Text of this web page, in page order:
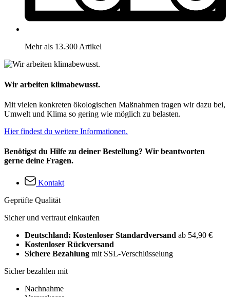
Mehr als 13.300 Artikel
Wir arbeiten klimabewusst.
Mit vielen konkreten ökologischen Maßnahmen tragen wir dazu bei,
Umwelt und Klima so gering wie möglich zu belasten.
Hier findest du weitere Informationen.
Benötigst du Hilfe zu deiner Bestellung? Wir beantworten
gerne deine Fragen.
Kontakt
Geprüfte Qualität
Sicher und vertraut einkaufen
Deutschland: Kostenloser Standardversand ab 54,90 €
Kostenloser Rückversand
Sichere Bezahlung mit SSL-Verschlüsselung
Sicher bezahlen mit
Nachnahme